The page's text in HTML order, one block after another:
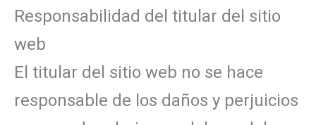
Responsabilidad del titular del sitio
web
El titular del sitio web no se hace
responsable de los daños y perjuicios